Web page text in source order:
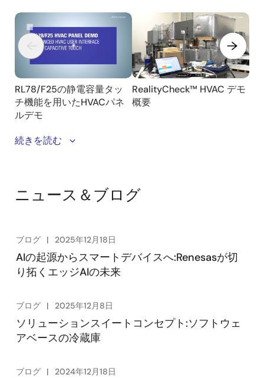
RL78/F25搭載の静電容量タッチセンサ (CTSU2SLa) を
静電容量タッチ機能の感度チューニングおよびハプテ
続きを読む
ニュース＆ブログ
ブログ 2025年12月18日
AIの起源からスマートデバイスへ:Renesasが切
り拓くエッジAIの未来
ブログ 2025年12月8日
ソリューションスイートコンセプト:ソフトウェ
アベースの冷蔵庫
ブログ 2024年12月18日